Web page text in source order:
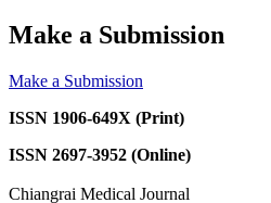
Make a Submission
Make a Submission
ISSN 1906-649X (Print)
ISSN 2697-3952 (Online)
Chiangrai Medical Journal